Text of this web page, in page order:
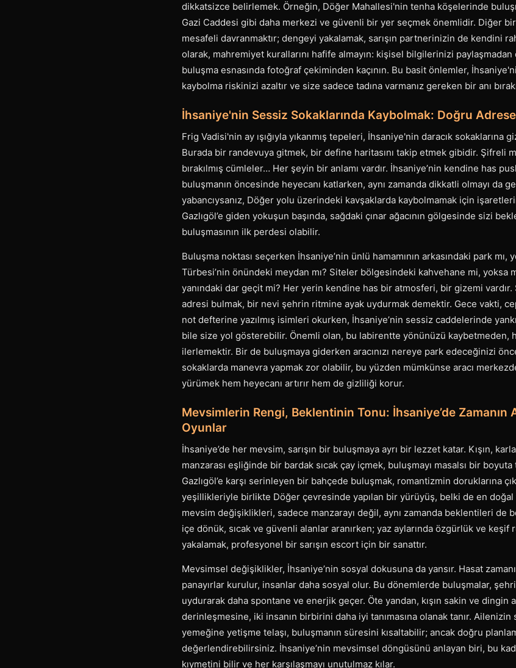
dikkatsizce belirlemek. Örneğin, Döğer Mahallesi'nin tenha köşelerinde
Gazi Caddesi gibi daha merkezi ve güvenli bir yer seçmek önemlidir. Diğer bir
mesafeli davranmaktır; dengeyi yakalamak, sarışın partnerinizin de kendini
olarak, mahremiyet kurallarını hafife almayın: kişisel bilgilerinizi
buluşma esnasında fotoğraf çekiminden kaçının. Bu basit önlemler,
kaybolma riskinizi azaltır ve size sadece tadına varmanız gereken bir anı
İhsaniye'nin Sessiz Sokaklarında Kaybolmak: Doğru
Frig Vadisi'nin ay ışığıyla yıkanmış tepeleri, İhsaniye'nin daracık sokaklarına
Burada bir randevuya gitmek, bir define haritasını takip etmek gibidir. Şifreli
bırakılmış cümleler… Her şeyin bir anlamı vardır. İhsaniye’nin kendine has
buluşmanın öncesinde heyecanı katlarken, aynı zamanda dikkatli olmayı da
yabancıysanız, Döğer yolu üzerindeki kavşaklarda kaybolmamak için
Gazlıgöl’e giden yokuşun başında, sağdaki çınar ağacının gölgesinde sizi
buluşmasının ilk perdesi olabilir.
Buluşma noktası seçerken İhsaniye’nin ünlü hamamının arkasındaki park mı,
Türbesi’nin önündeki meydan mı? Siteler bölgesindeki kahvehane mi, yoksa
yanındaki dar geçit mi? Her yerin kendine has bir atmosferi, bir gizemi vardır.
adresi bulmak, bir nevi şehrin ritmine ayak uydurmak demektir. Gece vakti,
not defterine yazılmış isimleri okurken, İhsaniye’nin sessiz caddelerinde
bile size yol gösterebilir. Önemli olan, bu labirentte yönünüzü kaybetmeden,
ilerlemektir. Bir de buluşmaya giderken aracınızı nereye park edeceğinizi
sokaklarda manevra yapmak zor olabilir, bu yüzden mümkünse aracı
yürümek hem heyecanı artırır hem de gizliliği korur.
Mevsimlerin Rengi, Beklentinin Tonu: İhsaniye’de Zamanın
Oyunlar
İhsaniye’de her mevsim, sarışın bir buluşmaya ayrı bir lezzet katar. Kışın,
manzarası eşliğinde bir bardak sıcak çay içmek, buluşmayı masalsı bir boyuta
Gazlıgöl’e karşı serinleyen bir bahçede buluşmak, romantizmin doruklarına
yeşillikleriyle birlikte Döğer çevresinde yapılan bir yürüyüş, belki de en
mevsim değişiklikleri, sadece manzarayı değil, aynı zamanda beklentileri de
içe dönük, sıcak ve güvenli alanlar aranırken; yaz aylarında özgürlük ve keşif
yakalamak, profesyonel bir sarışın escort için bir sanattır.
Mevsimsel değişiklikler, İhsaniye’nin sosyal dokusuna da yansır. Hasat
panayırlar kurulur, insanlar daha sosyal olur. Bu dönemlerde buluşmalar,
uydurarak daha spontane ve enerjik geçer. Öte yandan, kışın sakin ve dingin
derinleşmesine, iki insanın birbirini daha iyi tanımasına olanak tanır.
yemeğine yetişme telaşı, buluşmanın süresini kısaltabilir; ancak doğru
değerlendirebilirsiniz. İhsaniye’nin mevsimsel döngüsünü anlayan biri, bu
kıymetini bilir ve her karşılaşmayı unutulmaz kılar.